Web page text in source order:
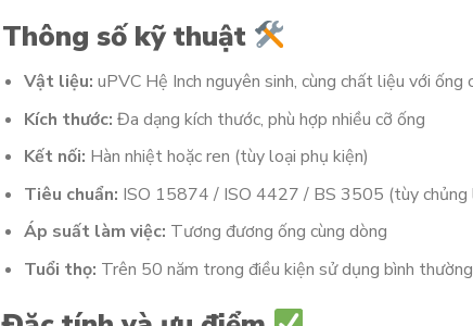
Thông số kỹ thuật
Vật liệu: uPVC Hệ Inch nguyên sinh, cùng chất liệu với ống
Kích thước: Đa dạng kích thước, phù hợp nhiều cỡ ống
Kết nối: Hàn nhiệt hoặc ren (tùy loại phụ kiện)
Tiêu chuẩn: ISO 15874 / ISO 4427 / BS 3505 (tùy chủng
Áp suất làm việc: Tương đương ống cùng dòng
Tuổi thọ: Trên 50 năm trong điều kiện sử dụng bình thường